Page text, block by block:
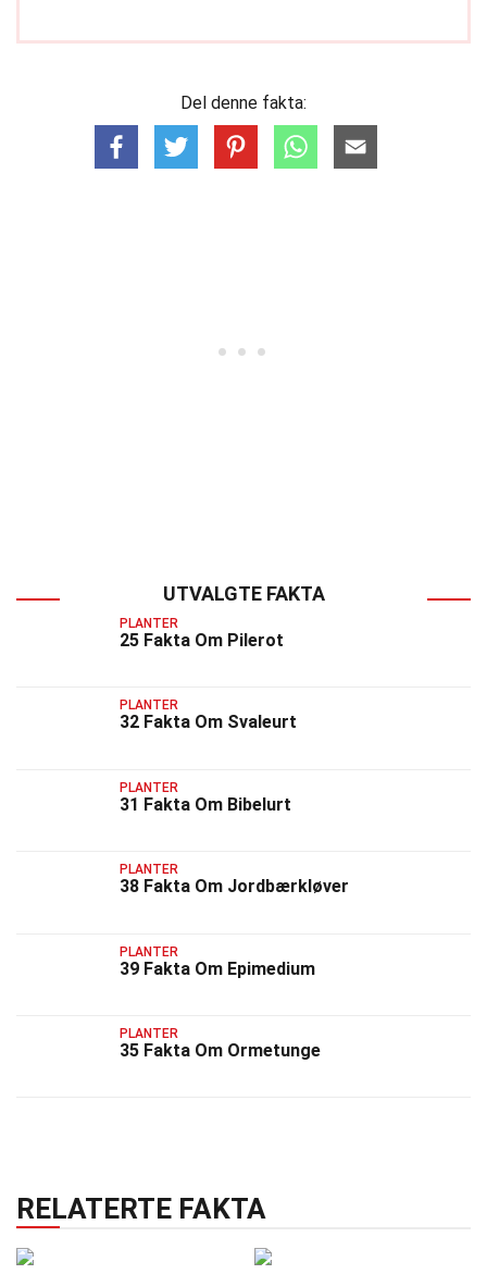
Del denne fakta:
UTVALGTE FAKTA
PLANTER
25 Fakta Om Pilerot
PLANTER
32 Fakta Om Svaleurt
PLANTER
31 Fakta Om Bibelurt
PLANTER
38 Fakta Om Jordbærkløver
PLANTER
39 Fakta Om Epimedium
PLANTER
35 Fakta Om Ormetunge
RELATERTE FAKTA